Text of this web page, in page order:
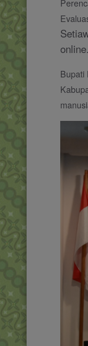
online.
Bupati